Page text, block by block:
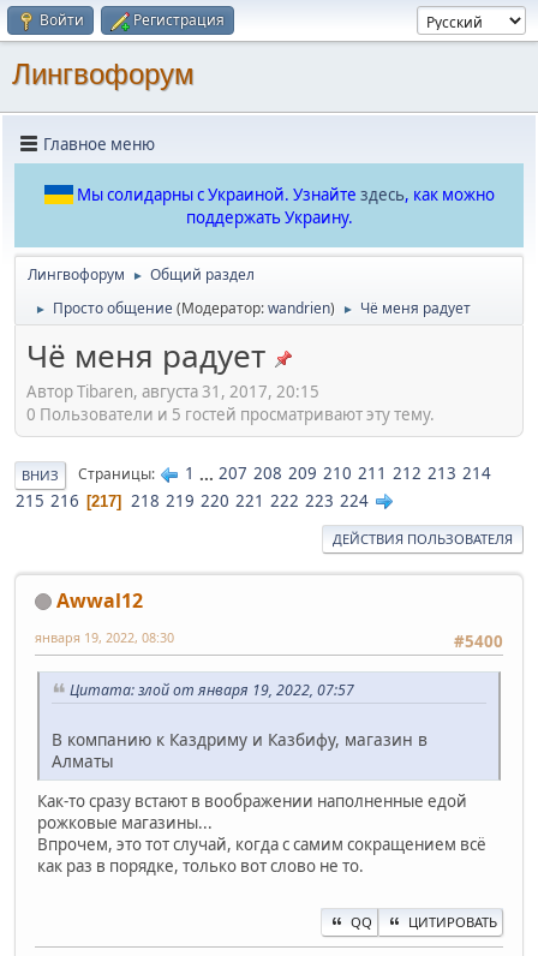
Войти Регистрация
Лингвофорум
Главное меню
Мы солидарны с Украиной. Узнайте здесь, как можно
поддержать Украину.
Лингвофорум ► Общий раздел
► Просто общение(Модератор:wandrien) ► Чё меня радует
Чё меня радует
Автор Tibaren, августа 31, 2017, 20:15
0 Пользователи и 5 гостей просматривают эту тему.
ВНИЗ Страницы 1 ... 207 208 209 210 211 212 213 214
215 216 217 218 219 220 221 222 223 224
ДЕЙСТВИЯ ПОЛЬЗОВАТЕЛЯ
Awwal12
#5400
января 19, 2022, 08:30
Цитата: злой от января 19, 2022, 07:57
В компанию к Каздриму и Казбифу, магазин в
Алматы
Как-то сразу встают в воображении наполненные едой
рожковые магазины...
Впрочем, это тот случай, когда с самим сокращением всё
как раз в порядке, только вот слово не то.
QQ ЦИТИРОВАТЬ